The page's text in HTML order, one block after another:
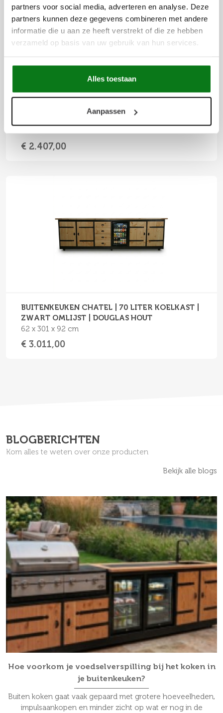
partners voor social media, adverteren en analyse. Deze
partners kunnen deze gegevens combineren met andere
informatie die u aan ze heeft verstrekt of die ze hebben
verzameld op basis van uw gebruik van hun services.
Alles toestaan
Aanpassen
KOELKAST | WIJNKOELKAST | MET WASBAK | +
KAMADO BBQ | ZWART OMLIJST | DOUGLAS
€ 2.407,00
BUITENKEUKEN CHATEL | 70 LITER KOELKAST |
ZWART OMLIJST | DOUGLAS HOUT
62 x 301 x 92 cm
€ 3.011,00
BLOGBERICHTEN
Kom alles te weten over onze producten
Bekijk alle blogs
Hoe voorkom je voedselverspilling bij het koken in
je buitenkeuken?
Buiten koken gaat vaak gepaard met grotere hoeveelheden,
impulsaankopen en minder zicht op wat er nog in de